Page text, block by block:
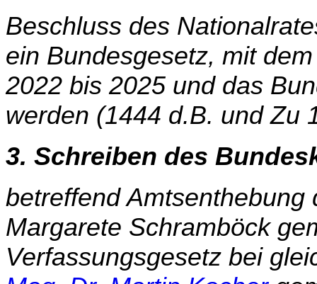
Beschluss des
ein Bundesgesetz, mit
2022 bis 2025 und das
werden (1444 d.B. und Zu
3. Schreiben des
betreffend
Margarete Schramböck
Verfassungsgesetz bei